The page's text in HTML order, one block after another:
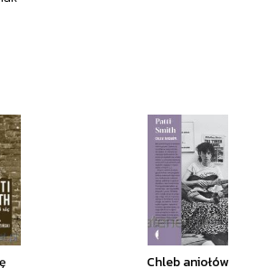
Chleb aniołów